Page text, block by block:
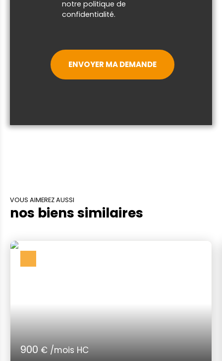
notre politique de
confidentialité.
ENVOYER MA DEMANDE
VOUS AIMEREZ AUSSI
nos biens similaires
900€ /mois HC